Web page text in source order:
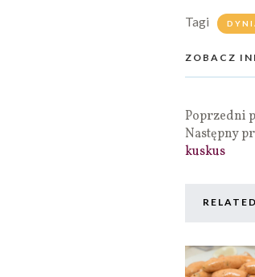
Tagi
ZOBACZ
Poprzedni
Następny
kuskus